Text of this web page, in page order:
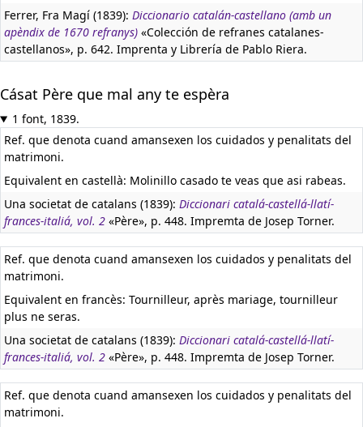
Ferrer, Fra Magí (1839): Diccionario catalán-castellano (amb un
apèndix de 1670 refranys) «Colección de refranes catalanes-
castellanos», p. 642. Imprenta y Librería de Pablo Riera.
Cásat Père que mal any te espèra
1 font, 1839.
Ref. que denota cuand amansexen los cuidados y penalitats del
matrimoni.
Equivalent en castellà: Molinillo casado te veas que asi rabeas.
Una societat de catalans (1839): Diccionari catalá-castellá-llatí-
frances-italiá, vol. 2 «Père», p. 448. Impremta de Josep Torner.
Ref. que denota cuand amansexen los cuidados y penalitats del
matrimoni.
Equivalent en francès: Tournilleur, après mariage, tournilleur
plus ne seras.
Una societat de catalans (1839): Diccionari catalá-castellá-llatí-
frances-italiá, vol. 2 «Père», p. 448. Impremta de Josep Torner.
Ref. que denota cuand amansexen los cuidados y penalitats del
matrimoni.